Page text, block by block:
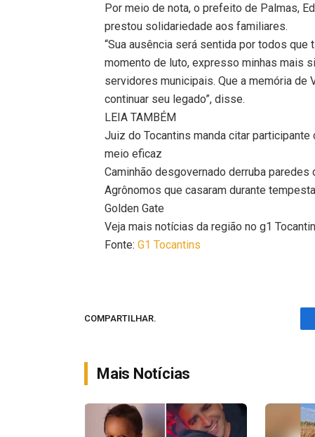
Por meio de nota, o prefeito de Palmas,
prestou solidariedade aos familiares.
“Sua ausência será sentida por todos
momento de luto, expresso minhas mais
servidores municipais. Que a memória
continuar seu legado”, disse.
LEIA TAMBÉM
Juiz do Tocantins manda citar participante
meio eficaz
Caminhão desgovernado derruba
Agrônomos que casaram durante
Golden Gate
Veja mais notícias da região no g1
Fonte:G1 Tocantins
COMPARTILHAR.
Mais Notícias